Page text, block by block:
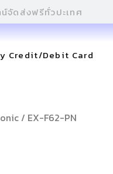
Credit/Debit Card
/ EX-F62-PN